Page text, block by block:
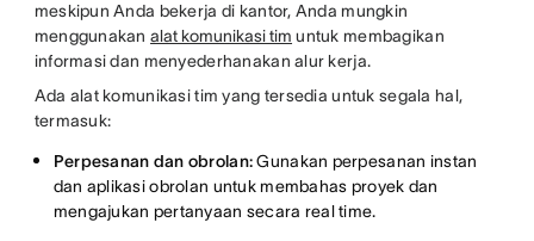
meskipun Anda bekerja di kantor, Anda mungkin
menggunakanalat komunikasi tim untuk membagikan
informasi dan menyederhanakan alur kerja.
Ada alat komunikasi tim yang tersedia untuk segala hal,
termasuk:
Perpesanan dan obrolan:Gunakan perpesanan instan
dan aplikasi obrolan untuk membahas proyek dan
mengajukan pertanyaan secara real time.